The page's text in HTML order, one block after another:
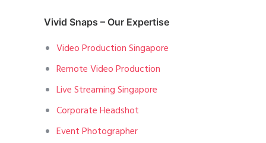
Vivid Snaps – Our Expertise
Video Production Singapore
Remote Video Production
Live Streaming Singapore
Corporate Headshot
Event Photographer